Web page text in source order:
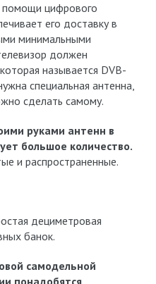
помощи цифрового
его доставку в
минимальными
должен
называется DVB-
специальная антенна,
сделать самому.
руками антенн в
большое количество.
и распространенные.
дециметровая
банок.
самодельной
понадобятся